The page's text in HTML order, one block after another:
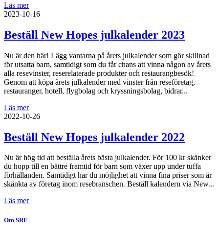
Läs mer
2023-10-16
Beställ New Hopes julkalender 2023
Nu är den här! Lägg vantarna på årets julkalender som gör skillnad
för utsatta barn, samtidigt som du får chans att vinna någon av årets
alla resevinster, reserelaterade produkter och restaurangbesök!
Genom att köpa årets julkalender med vinster från reseföretag,
restauranger, hotell, flygbolag och kryssningsbolag, bidrar...
Läs mer
2022-10-26
Beställ New Hopes julkalender 2022
Nu är hög tid att beställa årets bästa julkalender. För 100 kr skänker
du hopp till en bättre framtid för barn som växer upp under tuffa
förhållanden. Samtidigt har du möjlighet att vinna fina priser som är
skänkta av företag inom resebranschen. Beställ kalendern via New...
Läs mer
Om SRF